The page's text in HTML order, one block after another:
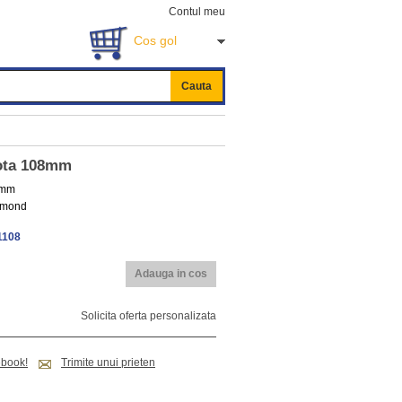
Contul meu
Cos gol
Cauta
108mm
Adauga in cos
Solicita oferta personalizata
Trimite unui prieten